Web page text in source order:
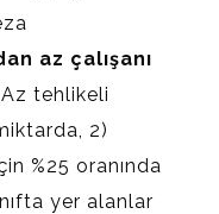
az çalışanı
tehlikeli
2)
%25 oranında
yer alanlar